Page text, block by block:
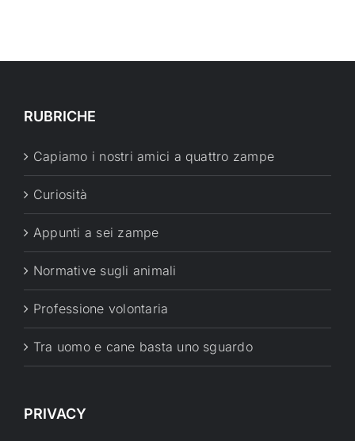
RUBRICHE
Capiamo i nostri amici a quattro zampe
Curiosità
Appunti a sei zampe
Normative sugli animali
Professione volontaria
Tra uomo e cane basta uno sguardo
PRIVACY